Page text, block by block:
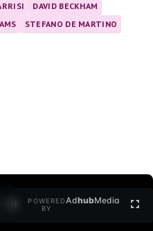
DAVID BECKHAM
STEFANO DE MARTINO
POWERED
BY
AdhubMedia